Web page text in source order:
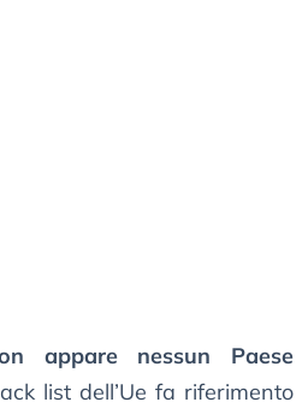
appare nessun Paese
list dell’Ue fa riferimento